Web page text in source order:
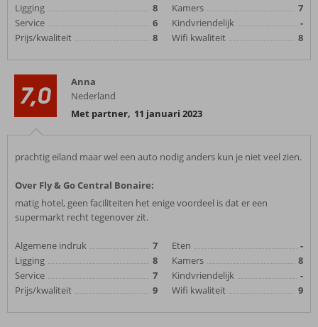
Ligging
8
Service
6
Prijs/kwaliteit
8
Kamers
7
Kindvriendelijk
-
Wifi kwaliteit
8
7,0
Anna
Nederland
Met partner, 11 januari 2023
prachtig eiland maar wel een auto nodig anders kun je niet veel zien.
Over Fly & Go Central Bonaire:
matig hotel, geen faciliteiten het enige voordeel is dat er een
supermarkt recht tegenover zit.
Algemene indruk
7
Ligging
8
Service
7
Prijs/kwaliteit
9
Eten
-
Kamers
8
Kindvriendelijk
-
Wifi kwaliteit
9